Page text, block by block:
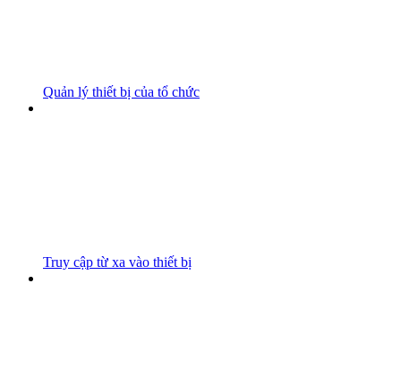
Quản lý thiết bị của tổ chức
Truy cập từ xa vào thiết bị